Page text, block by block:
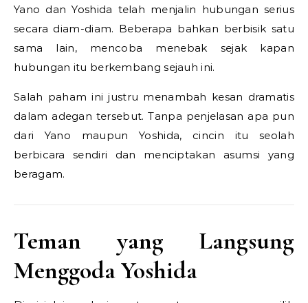
Yano dan Yoshida telah menjalin hubungan serius
secara diam-diam. Beberapa bahkan berbisik satu
sama lain, mencoba menebak sejak kapan
hubungan itu berkembang sejauh ini.
Salah paham ini justru menambah kesan dramatis
dalam adegan tersebut. Tanpa penjelasan apa pun
dari Yano maupun Yoshida, cincin itu seolah
berbicara sendiri dan menciptakan asumsi yang
beragam.
Teman yang Langsung
Menggoda Yoshida